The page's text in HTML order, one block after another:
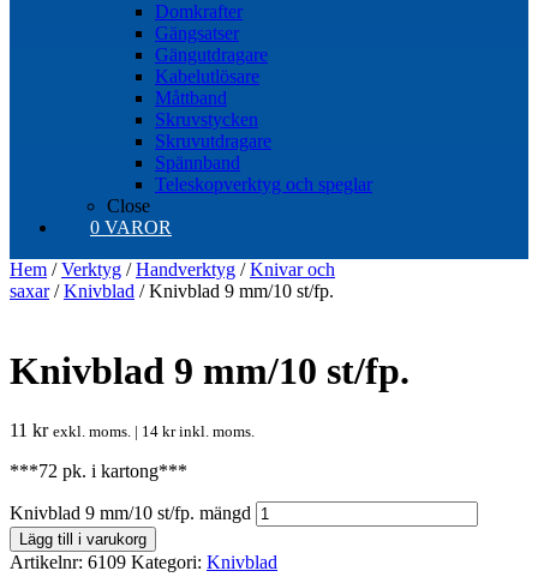
Domkrafter
Gängsatser
Gängutdragare
Kabelutlösare
Måttband
Skruvstycken
Skruvutdragare
Spännband
Teleskopverktyg och speglar
Close
0 VAROR
Hem /Verktyg /Handverktyg /Knivar och
saxar/Knivblad / Knivblad 9 mm/10 st/fp.
Knivblad 9 mm/10 st/fp.
11 kr exkl. moms. | 14 krinkl. moms.
***72 pk. i kartong***
Knivblad 9 mm/10 st/fp. mängd
Lägg till i varukorg
Artikelnr: 6109 Kategori: Knivblad